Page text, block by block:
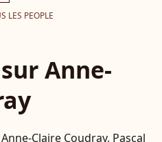
LES PEOPLE
Anne-
Claire Coudray, Pascal